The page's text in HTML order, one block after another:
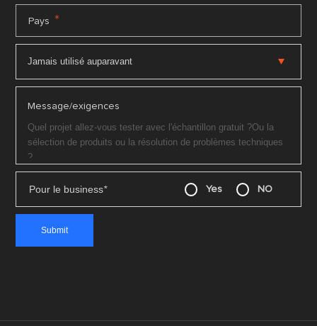
Pays *
Message/exigences
Pour le business* Yes NO